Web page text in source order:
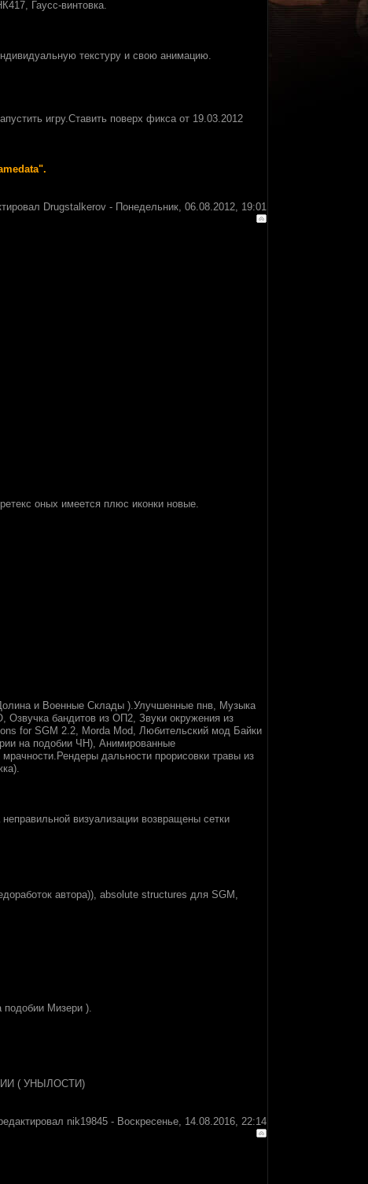
Гаусс-винтовка.
текстуру и свою анимацию.
игру.Ставить поверх фикса от 19.03.2012
Drugstalkerov - Понедельник, 06.08.2012, 19:01
оных имеется плюс иконки новые.
и Военные Склады ).Улучшенные пнв, Музыка
бандитов из ОП2, Звуки окружения из
for SGM 2.2, Morda Mod, Любительский мод Байки
на подобии ЧН), Анимированные
дальности прорисовки травы из
визуализации возвращены сетки
автора)), absolute structures для SGM,
подобии Мизери ).
( УНЫЛОСТИ)
nik19845 - Воскресенье, 14.08.2016, 22:14